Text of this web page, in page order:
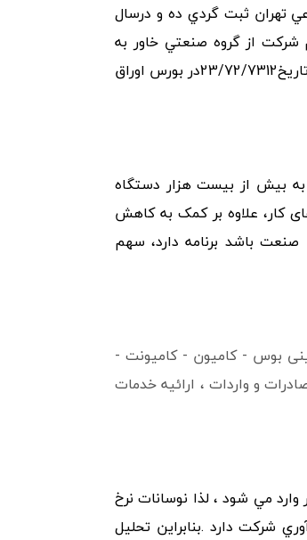
تهران ثبت گردي ده و درسال
برداري رسيده است.مطابق صورتجلسه مجمع عمومي فوق العاده مورخ 1378/03/09 نام شرکت از گروه صنعتي خاور به
شرکت ايران خودروديزل (سهامي عام)تغيير يافته است.سهام شرکت ايران خودروديزل(سهام ي عام)در تاريخ23/72/7312در بورس اوراق
به بیش از بیست هزار دستگاه
کار، علاوه بر کمک به کاهش
صنعت باشد برنامه دارد، سهم
بوس - کامیون - کامیونت -
و واردات ، ارائیه خدمات
از ﻛﺸﻮر وارد ﻣﻲ ﺷﻮد ، ﻟﺬا ﻧﻮﺳﺎﻧﺎت ﻧﺮخ
ﺷﺮﻛﺖ دارد .ﺑﻨﺎﺑﺮاﻳﻦ ﺗﺤﻠﻴﻞ